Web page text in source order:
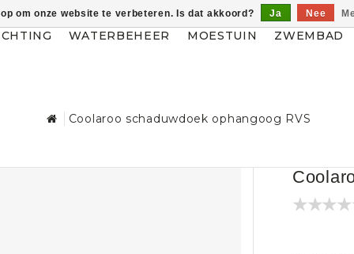
WATERBEHEER MOESTUIN ZWEMBAD
Coolaroo schaduwdoek ophangoog RVS
om onze website te verbeteren. Is dat akkoord? Ja Nee